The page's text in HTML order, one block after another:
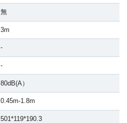
無
3m
-
-
80dB(A）
0.45m-1.8m
501*119*190.3